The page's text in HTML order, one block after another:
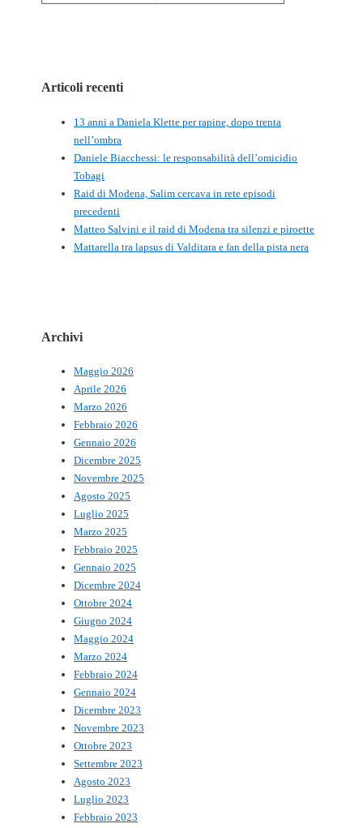
Articoli recenti
13 anni a Daniela Klette per rapine, dopo trenta
nell’ombra
Daniele Biacchessi: le responsabilità dell’omicidio
Tobagi
Raid di Modena, Salim cercava in rete episodi
precedenti
Matteo Salvini e il raid di Modena tra silenzi e piroette
Mattarella tra lapsus di Valditara e fan della pista nera
Archivi
Maggio 2026
Aprile 2026
Marzo 2026
Febbraio 2026
Gennaio 2026
Dicembre 2025
Novembre 2025
Agosto 2025
Luglio 2025
Marzo 2025
Febbraio 2025
Gennaio 2025
Dicembre 2024
Ottobre 2024
Giugno 2024
Maggio 2024
Marzo 2024
Febbraio 2024
Gennaio 2024
Dicembre 2023
Novembre 2023
Ottobre 2023
Settembre 2023
Agosto 2023
Luglio 2023
Febbraio 2023